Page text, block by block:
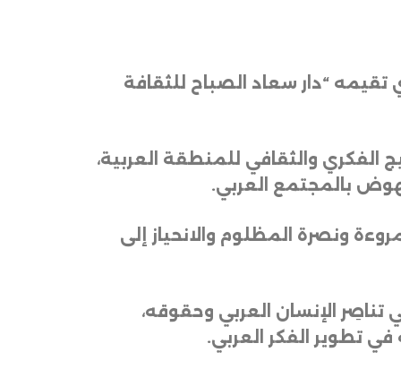
تقيمه “دار سعاد الصباح للثقافة
الفكري والثقافي للمنطقة
العربية،
بالمجتمع العربي.
ونصرة المظلوم والانحياز إلى
تناصِر الإنسان العربي وحقوقه،
في تطوير الفكر العربي.